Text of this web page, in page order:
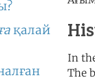
қалай
In
The